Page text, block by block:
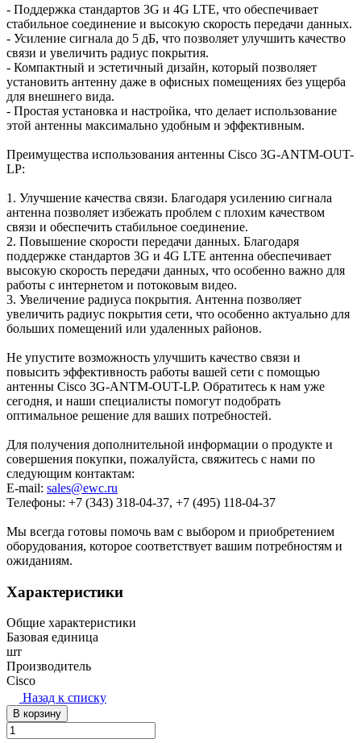
- Поддержка стандартов 3G и 4G LTE, что обеспечивает
стабильное соединение и высокую скорость передачи данных.
- Усиление сигнала до 5 дБ, что позволяет улучшить качество
связи и увеличить радиус покрытия.
- Компактный и эстетичный дизайн, который позволяет
установить антенну даже в офисных помещениях без ущерба
для внешнего вида.
- Простая установка и настройка, что делает использование
этой антенны максимально удобным и эффективным.
Преимущества использования антенны Cisco 3G-ANTM-OUT-
LP:
1. Улучшение качества связи. Благодаря усилению сигнала
антенна позволяет избежать проблем с плохим качеством
связи и обеспечить стабильное соединение.
2. Повышение скорости передачи данных. Благодаря
поддержке стандартов 3G и 4G LTE антенна обеспечивает
высокую скорость передачи данных, что особенно важно для
работы с интернетом и потоковым видео.
3. Увеличение радиуса покрытия. Антенна позволяет
увеличить радиус покрытия сети, что особенно актуально для
больших помещений или удаленных районов.
Не упустите возможность улучшить качество связи и
повысить эффективность работы вашей сети с помощью
антенны Cisco 3G-ANTM-OUT-LP. Обратитесь к нам уже
сегодня, и наши специалисты помогут подобрать
оптимальное решение для ваших потребностей.
Для получения дополнительной информации о продукте и
совершения покупки, пожалуйста, свяжитесь с нами по
следующим контактам:
E-mail: sales@ewc.ru
Телефоны: +7 (343) 318-04-37, +7 (495) 118-04-37
Мы всегда готовы помочь вам с выбором и приобретением
оборудования, которое соответствует вашим потребностям и
ожиданиям.
Характеристики
Общие характеристики
Базовая единица
шт
Производитель
Cisco
Назад к списку
В корзину